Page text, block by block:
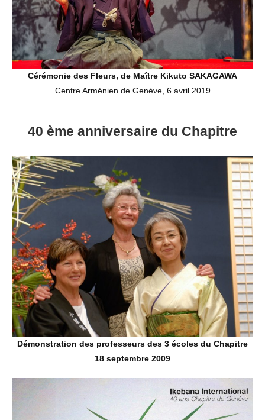
Cérémonie des Fleurs, de Maître Kikuto SAKAGAWA
Centre Arménien de Genève, 6 avril 2019
40 ème anniversaire du Chapitre
Démonstration des professeurs des 3 écoles du Chapitre
18 septembre 2009